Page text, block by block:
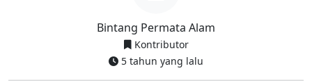
Bintang Permata Alam
Kontributor
5 tahun yang lalu